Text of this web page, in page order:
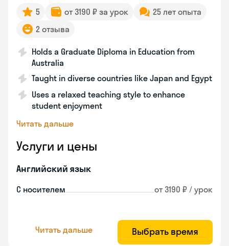
5 от 3190 ₽ за урок
25 лет опыта
2 отзыва
Holds a Graduate Diploma in Education from
Australia
Taught in diverse countries like Japan and Egypt
Uses a relaxed teaching style to enhance
student enjoyment
Читать дальше
Услуги и цены
Английский язык
С носителем от 3190 ₽ / урок
Читать дальше Выбрать время